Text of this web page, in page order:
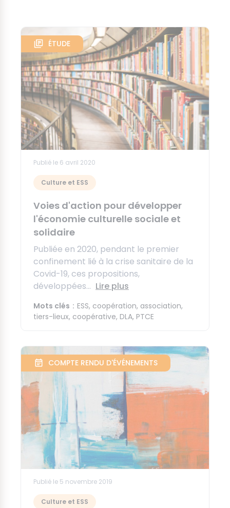
ÉTUDE
Publié le 6 avril 2020
Culture et ESS
Voies d'action pour développer
l'économie culturelle sociale et
solidaire
Publiée en 2020, pendant le premier
confinement lié à la crise sanitaire de la
Covid-19, ces propositions,
développées... Lire plus
Mots clés ESS coopération association
tiers-lieux coopérative DLA PTCE
COMPTE RENDU D'ÉVÉNEMENTS
Publié le 5 novembre 2019
Culture et ESS